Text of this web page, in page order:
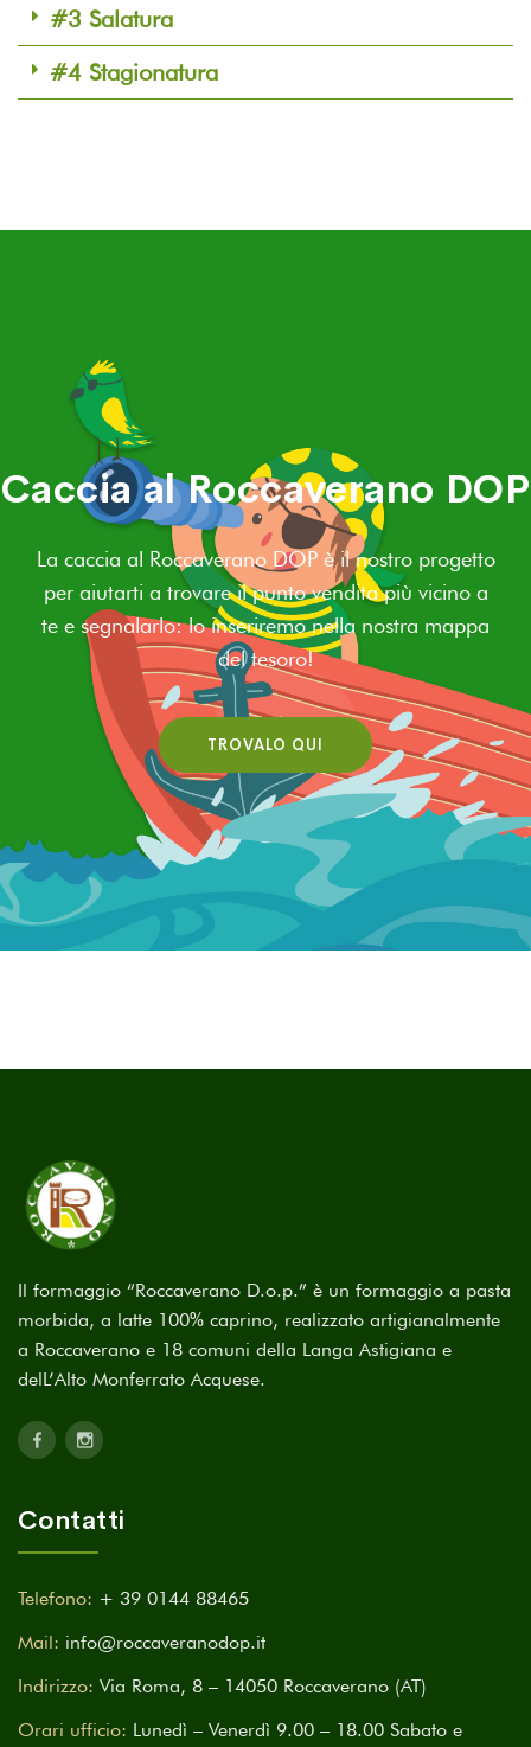
#3 Salatura
#4 Stagionatura
Caccia al Roccaverano DOP
La caccia al Roccaverano DOP è il nostro progetto
per aiutarti a trovare il punto vendita più vicino a
te e segnalarlo: lo inseriremo nella nostra mappa
del tesoro!
TROVALO QUI
Il formaggio “Roccaverano D.o.p.” è un formaggio a pasta
morbida, a latte 100% caprino, realizzato artigianalmente
a Roccaverano e 18 comuni della Langa Astigiana e
delL’Alto Monferrato Acquese.
Contatti
Telefono: + 39 0144 88465
Mail: info@roccaveranodop.it
Indirizzo: Via Roma, 8 – 14050 Roccaverano (AT)
Orari ufficio: Lunedì – Venerdì 9.00 – 18.00 Sabato e